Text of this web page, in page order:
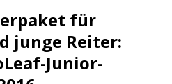
für
junge Reiter:
Junior-